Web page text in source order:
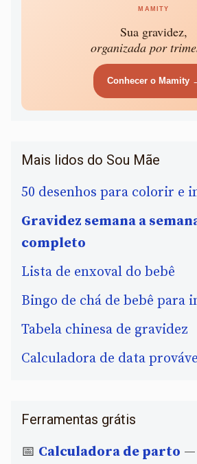
MAMITY
Sua gravidez,
organizada por
Conhecer o Mamity
Mais lidos do Sou Mãe
50 desenhos para colorir e
Gravidez semana a
completo
Lista de enxoval do bebê
Bingo de chá de bebê para
Tabela chinesa de gravidez
Calculadora de data
Ferramentas grátis
📅 Calculadora de parto —